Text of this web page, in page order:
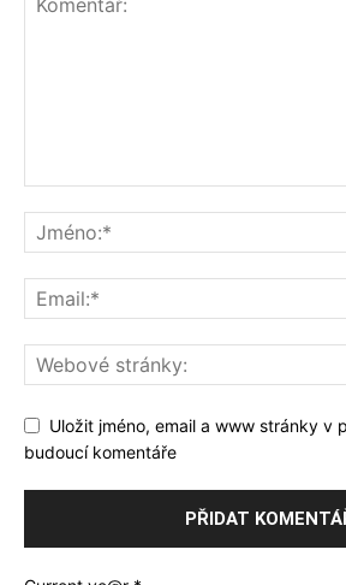
Uložit jméno, email a www stránky v
budoucí komentáře